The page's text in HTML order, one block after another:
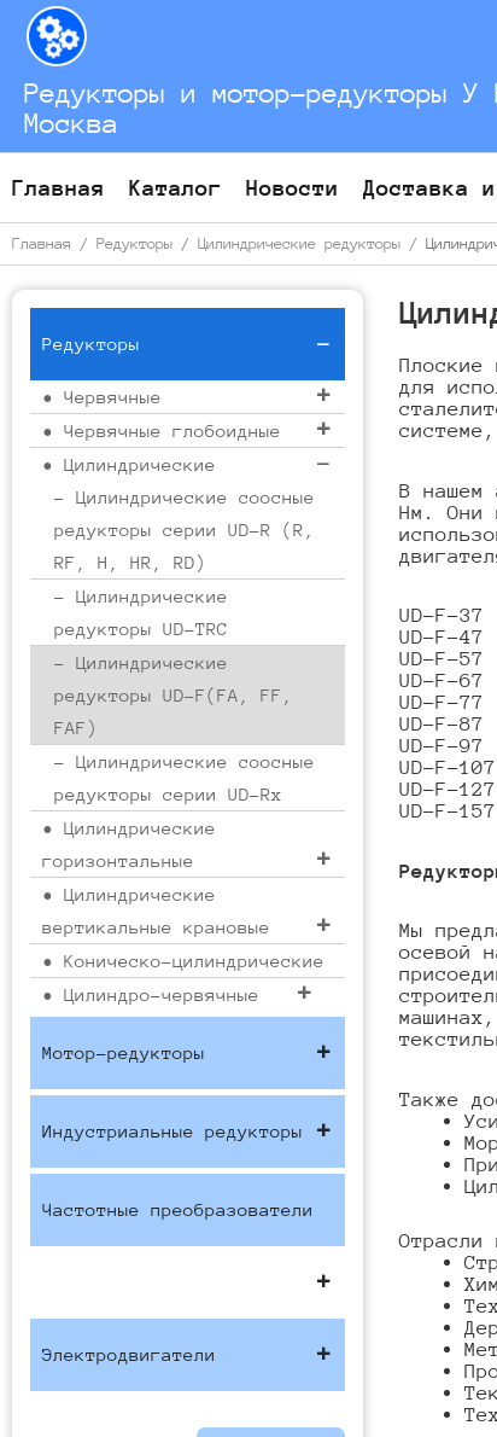
Перейти
содержимому
Редукторы и мотор-редукторы У
Москва
Главная Каталог Новости Доставка
Главная / Редукторы / Цилиндрические редукторы /
Редукторы
• Червячные
• Червячные глобоидные
• Цилиндрические
- Цилиндрические соосные
редукторы серии UD-R (R,
RF, H, HR, RD)
- Цилиндрические
редукторы UD-TRC
- Цилиндрические
редукторы UD-F(FA, FF,
FAF)
- Цилиндрические соосные
редукторы серии UD-Rx
• Цилиндрические
горизонтальные
• Цилиндрические
вертикальные крановые
• Коническо-цилиндрические
• Цилиндро-червячные
Мотор-редукторы
Индустриальные редукторы
Частотные преобразователи
Электродвигатели
Плоские
для
В нашем
Нм. Они
UD-F-37
UD-F-47
UD-F-57
UD-F-67
UD-F-77
UD-F-87
UD-F-97
UD-F-107
UD-F-127
UD-F-157
Мы
осевой
Также
Отрасли